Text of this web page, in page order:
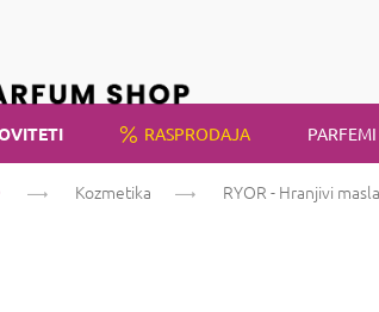
RASPRODAJA PARFEMI
Početna Kozmetika RYOR - Hranjivi